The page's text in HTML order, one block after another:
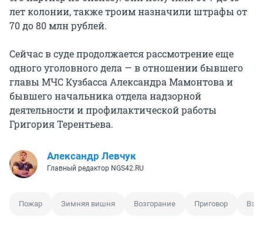
лет колонии, также троим назначили штрафы от
70 до 80 млн рублей.
Сейчас в суде продолжается рассмотрение еще
одного уголовного дела — в отношении бывшего
главы МЧС Кузбасса Александра Мамонтова и
бывшего начальника отдела надзорной
деятельности и профилактической работы
Григория Терентьева.
Александр Левчук
Главный редактор NGS42.RU
Пожар Зимняя вишня Возгорание Приговор